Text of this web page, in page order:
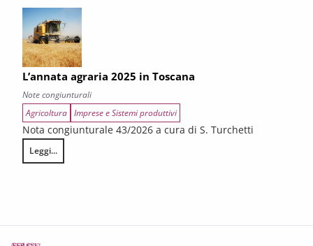
L’annata agraria 2025 in Toscana
Note congiunturali
Agricoltura Imprese e Sistemi produttivi
Nota congiunturale 43/2026 a cura di S. Turchetti
Leggi...
L’annata agraria 2025 in Toscana